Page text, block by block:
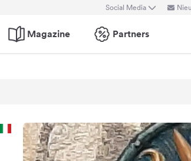
Social Media
Magazine Partners